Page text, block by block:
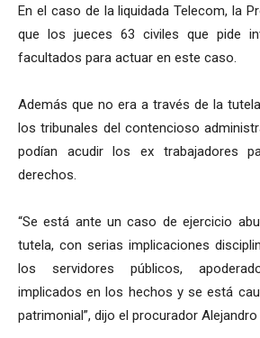
En el caso de la liquidada Telecom, la
que los jueces 63 civiles que pide
facultados para actuar en este caso.
Además que no era a través de la
los tribunales del contencioso
podían acudir los ex trabajadores
derechos.
“Se está ante un caso de ejercicio
tutela, con serias implicaciones
los servidores públicos,
implicados en los hechos y se está
patrimonial”, dijo el procurador Alejandro